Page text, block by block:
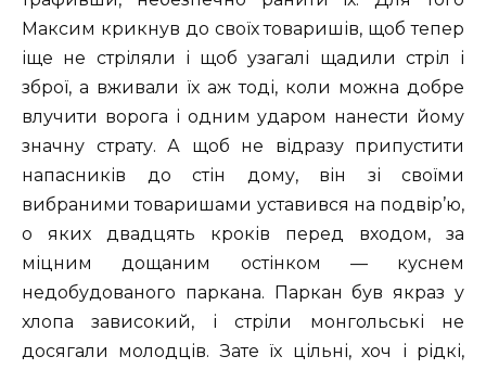
Максим крикнув до своїх товаришів, щоб тепер
іще не стріляли і щоб узагалі щадили стріл і
зброї, а вживали їх аж тоді, коли можна добре
влучити ворога і одним ударом нанести йому
значну страту. А щоб не відразу припустити
напасників до стін дому, він зі своїми
вибраними товаришами уставився на подвір’ю,
о яких двадцять кроків перед входом, за
міцним дощаним остінком — куснем
недобудованого паркана. Паркан був якраз у
хлопа зависокий, і стріли монгольські не
досягали молодців. Зате їх цільні, хоч і рідкі,